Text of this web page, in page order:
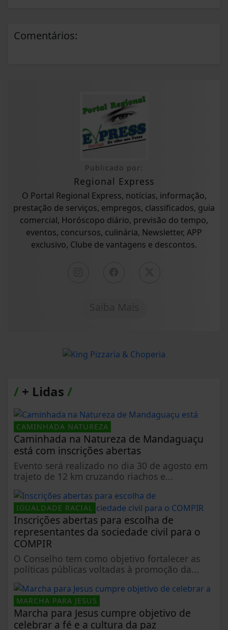
Comentários:
Publicado por:
Regional Express
O Portal Regional Express, notícias, informação,
prestação de serviços, empregos, classificados, guia
comercial, Horóscopo diário, previsão do tempo,
eventos, concursos, culinária, Newsletter, APP
exclusivo, Clube de vantagens e descontos.
/ + Lidas /
CAMINHADA NATUREZA
Caminhada na Natureza de Mandaguaçu
está com inscrições abertas
Evento será realizado no dia 30 de agosto em
trajeto de 12 km cruzando riachos e...
IGUALDADE RACIAL
Inscrições abertas para escolha de
representantes da sociedade civil para o
COMPIR
O Conselho tem como objetivo fortalecer as
políticas públicas voltadas à promoção da...
MARCHA PARA JESUS
Marcha para Jesus cumpre objetivo de
celebrar a fé e a cultura da paz